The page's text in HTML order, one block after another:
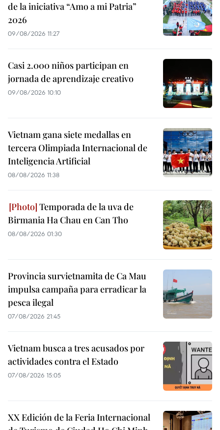
de la iniciativa “Amo a mi Patria”
2026
09/08/2026 11:27
Casi 2.000 niños participan en
jornada de aprendizaje creativo
09/08/2026 10:10
Vietnam gana siete medallas en
tercera Olimpiada Internacional de
Inteligencia Artificial
08/08/2026 11:38
Temporada de la uva de
Birmania Ha Chau en Can Tho
08/08/2026 01:30
Provincia survietnamita de Ca Mau
impulsa campaña para erradicar la
pesca ilegal
07/08/2026 21:45
Vietnam busca a tres acusados por
actividades contra el Estado
07/08/2026 15:05
XX Edición de la Feria Internacional